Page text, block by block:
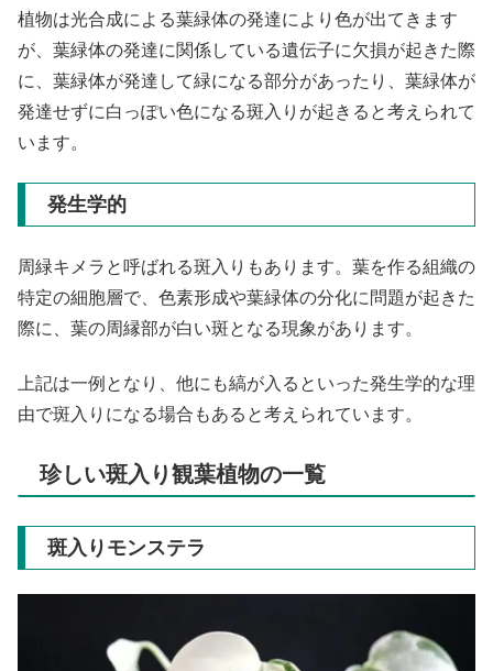
植物は光合成による葉緑体の発達により色が出てきます
が、葉緑体の発達に関係している遺伝子に欠損が起きた際
に、葉緑体が発達して緑になる部分があったり、葉緑体が
発達せずに白っぽい色になる斑入りが起きると考えられて
います。
発生学的
周緑キメラと呼ばれる斑入りもあります。葉を作る組織の
特定の細胞層で、色素形成や葉緑体の分化に問題が起きた
際に、葉の周縁部が白い斑となる現象があります。
上記は一例となり、他にも縞が入るといった発生学的な理
由で斑入りになる場合もあると考えられています。
珍しい斑入り観葉植物の一覧
斑入りモンステラ